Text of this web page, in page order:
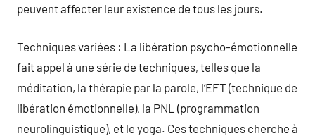
peuvent affecter leur existence de tous les jours.
Techniques variées : La libération psycho-émotionnelle
fait appel à une série de techniques, telles que la
méditation, la thérapie par la parole, l’EFT (technique de
libération émotionnelle), la PNL (programmation
neurolinguistique), et le yoga. Ces techniques cherche à